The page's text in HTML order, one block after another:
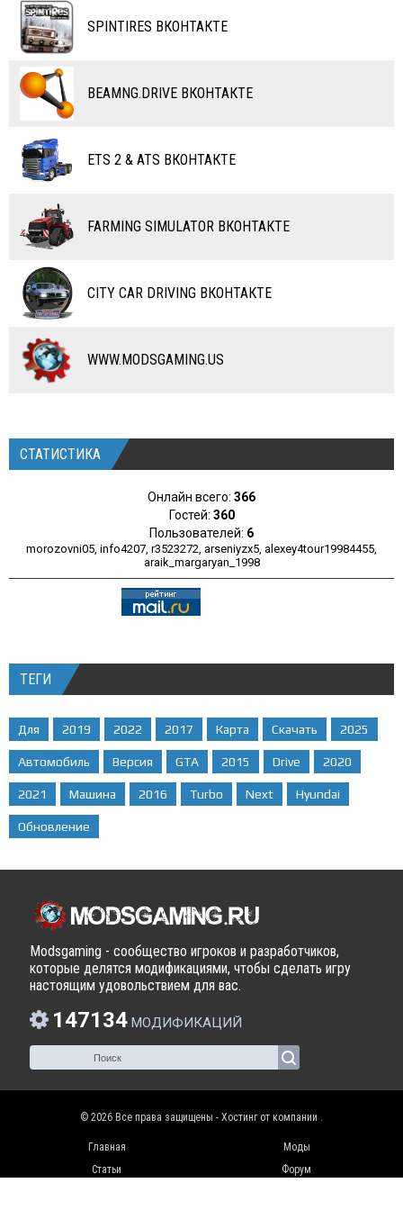
ТАНКИ
ПОЕЗДА
ВОДНЫЙ ТРАНСПОРТ
САМОЛЕТЫ
RC ТРАНСПОРТ
КАРТЫ
ЧИТЫ
ПРОГРАММЫ
РАЗНОЕ
КАРТЫ SPINTIRES ВКОНТАКТЕ
BEAMNG.DRIVE ВКОНТАКТЕ
ETS 2 & ATS ВКОНТАКТЕ
FARMING SIMULATOR ВКОНТАКТЕ
CITY CAR DRIVING ВКОНТАКТЕ
WWW.MODSGAMING.US
СТАТИСТИКА
Онлайн всего: 366
Гостей: 360
Пользователей: 6
morozovni05, info4207, r3523272, arseniyzx5, alexey4tour19984455,
araik_margaryan_1998
ТЕГИ
Для 2019 2022 2017 Карта Скачать 2025
Автомобиль Версия GTA 2015 Drive 2020
2021 Машина 2016 Turbo Next Hyundai
Обновление
Modsgaming - сообщество игроков и разработчиков,
которые делятся модификациями, чтобы сделать игру
настоящим удовольствием для вас.
147134 МОДИФИКАЦИЙ
© 2026 Все права защищены - Хостинг от компании .
Главная
Моды
Статьи
Форум